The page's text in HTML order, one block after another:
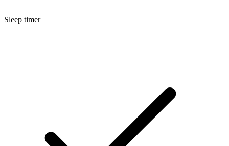
Sleep timer